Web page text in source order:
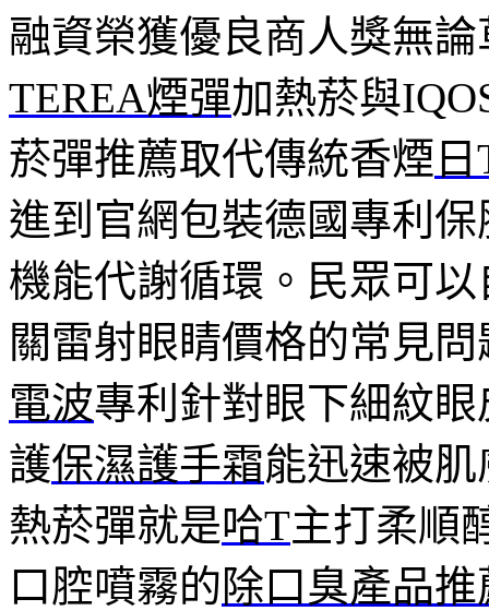
融資榮獲優良商人獎無
TEREA煙彈加熱菸與
菸彈推薦取代傳統香煙
進到官網包裝德國專利保
機能代謝循環。民眾可
關雷射眼睛價格的常見
電波專利針對眼下細紋
護保濕護手霜能迅速被
熱菸彈就是哈T主打柔順
口腔噴霧的除口臭產品推